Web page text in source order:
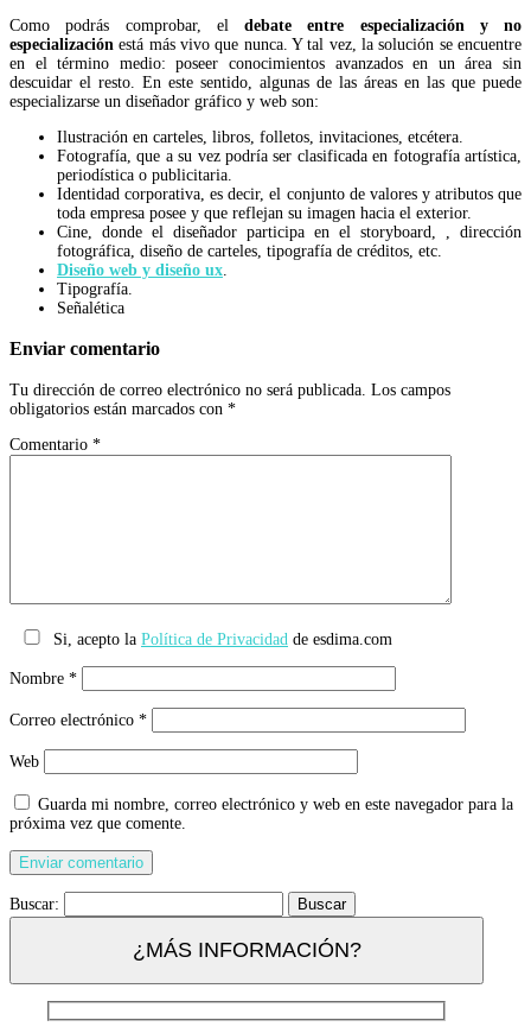
Como podrás comprobar, el debate entre especialización y no
especialización está más vivo que nunca. Y tal vez, la solución se encuentre
en el término medio: poseer conocimientos avanzados en un área sin
descuidar el resto. En este sentido, algunas de las áreas en las que puede
especializarse un diseñador gráfico y web son:
Ilustración en carteles, libros, folletos, invitaciones, etcétera.
Fotografía, que a su vez podría ser clasificada en fotografía artística,
periodística o publicitaria.
Identidad corporativa, es decir, el conjunto de valores y atributos que
toda empresa posee y que reflejan su imagen hacia el exterior.
Cine, donde el diseñador participa en el storyboard, , dirección
fotográfica, diseño de carteles, tipografía de créditos, etc.
Diseño web y diseño ux
Tipografía.
Señalética
Enviar comentario
Tu dirección de correo electrónico no será publicada. Los campos
obligatorios están marcados con *
Comentario *
Si, acepto la Política de Privacidad de esdima.com
Nombre *
Correo electrónico *
Web
Guarda mi nombre, correo electrónico y web en este navegador para la
próxima vez que comente.
Buscar:
¿MÁS INFORMACIÓN?